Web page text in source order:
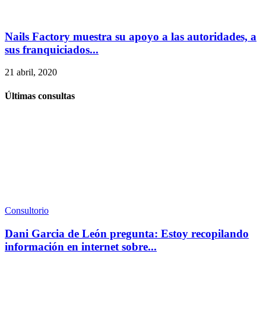
Nails Factory muestra su apoyo a las autoridades, a
sus franquiciados...
21 abril, 2020
Últimas consultas
Consultorio
Dani Garcia de León pregunta: Estoy recopilando
información en internet sobre...